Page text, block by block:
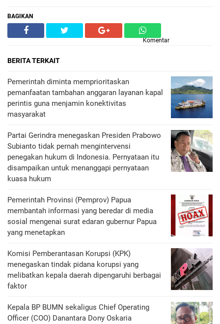
BAGIKAN
Komentar
BERITA TERKAIT
Pemerintah diminta memprioritaskan
pemanfaatan tambahan anggaran layanan kapal
perintis guna menjamin konektivitas
masyarakat
Partai Gerindra menegaskan Presiden Prabowo
Subianto tidak pernah mengintervensi
penegakan hukum di Indonesia. Pernyataan itu
disampaikan untuk menanggapi pernyataan
kuasa hukum
Pemerintah Provinsi (Pemprov) Papua
membantah informasi yang beredar di media
sosial mengenai surat edaran gubernur Papua
yang menetapkan
Komisi Pemberantasan Korupsi (KPK)
menegaskan tindak pidana korupsi yang
melibatkan kepala daerah dipengaruhi berbagai
faktor
Kepala BP BUMN sekaligus Chief Operating
Officer (COO) Danantara Dony Oskaria